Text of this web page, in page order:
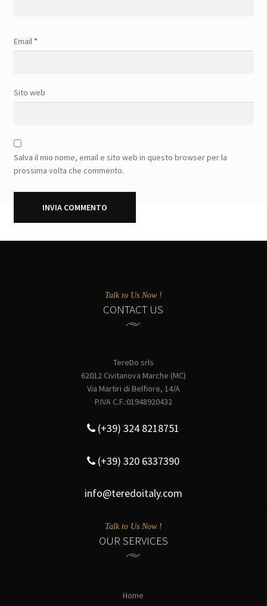
Email *
Sito web
Salva il mio nome, email e sito web in questo browser per la
prossima volta che commento.
Talk to Us Now !
CONTACT US
TereDo srls
62012 Civitanova Marche (MC)
Via Martiri di Belfiore, 14/A
P.IVA C.F.:01948920432
(+39) 324 8218751
(+39) 320 6337390
info@teredoitaly.com
Talk to Us Now !
OUR SERVICES
Home